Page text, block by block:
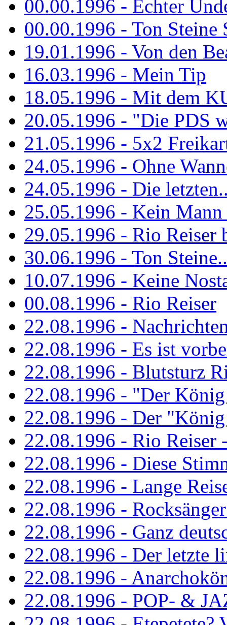
00.00.1996 - Echter
00.00.1996 - Ton Steine
19.01.1996 - Von den
16.03.1996 - Mein Tip
18.05.1996 - Mit dem
20.05.1996 - "Die PDS
21.05.1996 - 5x2
24.05.1996 - Ohne
24.05.1996 - Die
25.05.1996 - Kein
29.05.1996 - Rio Reiser
30.06.1996 - Ton
10.07.1996 - Keine
00.08.1996 - Rio Reiser
22.08.1996 -
22.08.1996 - Es ist
22.08.1996 - Blutsturz
22.08.1996 - "Der
22.08.1996 - Der
22.08.1996 - Rio Reiser
22.08.1996 - Diese
22.08.1996 - Lange
22.08.1996 -
22.08.1996 - Ganz
22.08.1996 - Der letzte
22.08.1996 -
22.08.1996 - POP- &